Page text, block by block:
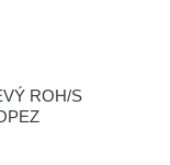
ROH/S